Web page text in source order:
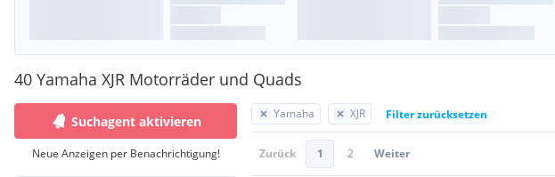
40 Yamaha XJR Motorräder und Quads
Yamaha XJR Filter zurücksetzen
Zurück 1 2 Weiter
Suchagent aktivieren
Neue Anzeigen per Benachrichtigung!